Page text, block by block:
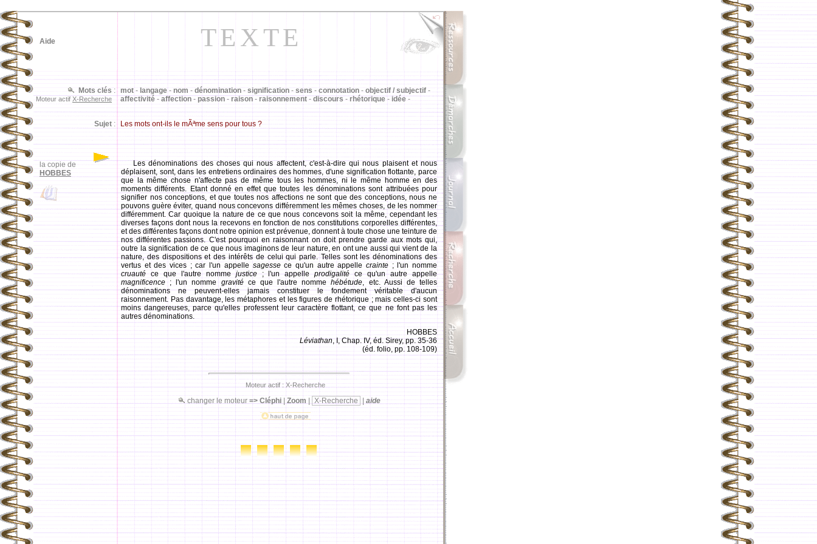
TEXTE
la copie de
HOBBES
mot - langage- nom - dénomination - signification - sens - connotation - objectif / subjectif -
affectivité - affection - passion - raison - raisonnement - discours - rhétorique- idée-
Mots clés :
Moteur actif X-Recherche
Sujet : Les mots ont-ils le mÃªme sens pour tous ?
Aide
Les dénominations des choses qui nous affectent, c'est-à-dire qui nous plaisent et nous
déplaisent, sont, dans les entretiens ordinaires des hommes, d'une signification flottante, parce
que la même chose n'affecte pas de même tous les hommes, ni le même homme en des
moments différents. Etant donné en effet que toutes les dénominations sont attribuées pour
signifier nos conceptions, et que toutes nos affections ne sont que des conceptions, nous ne
pouvons guère éviter, quand nous concevons différemment les mêmes choses, de les nommer
différemment. Car quoique la nature de ce que nous concevons soit la même, cependant les
diverses façons dont nous la recevons en fonction de nos constitutions corporelles différentes,
et des différentes façons dont notre opinion est prévenue, donnent à toute chose une teinture de
nos différentes passions. C'est pourquoi en raisonnant on doit prendre garde aux mots qui,
outre la signification de ce que nous imaginons de leur nature, en ont une aussi qui vient de la
nature, des dispositions et des intérêts de celui qui parle. Telles sont les dénominations des
vertus et des vices ; car l'un appelle sagessece qu'un autre appelle crainte; l'un nomme
cruauté ce que l'autre nommejustice; l'un appelleprodigalitéce qu'un autre appelle
magnificence ; l'un nomme gravitéce que l'autre nommehébétude, etc. Aussi de telles
dénominations ne peuvent-elles jamais constituer le fondement véritable d'aucun
raisonnement. Pas davantage, les métaphores et les figures de rhétorique ; mais celles-ci sont
moins dangereuses, parce qu'elles professent leur caractère flottant, ce que ne font pas les
autres dénominations.
HOBBES
Léviathan, I, Chap. IV, éd. Sirey, pp. 35-36
(éd. folio, pp. 108-109)
Moteur actif : X-Recherche
changer le moteur => Cléphi| Zoom X-Recherche aide